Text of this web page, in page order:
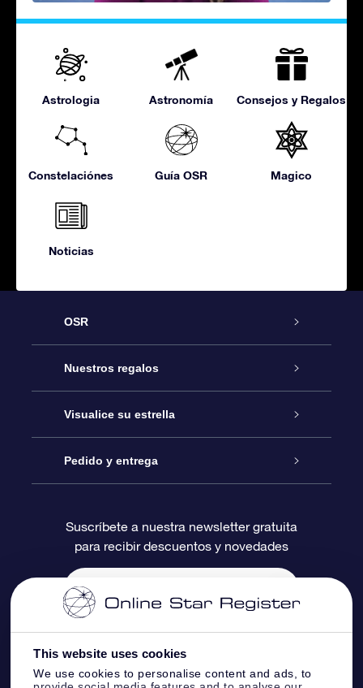
This website uses cookies
We use cookies to personalise content and ads, to
Astrologia Astronomía Consejos y Regalos
Constelaciónes Guía OSR Magico
Noticias
OSR
Atención
Contáctanos
Blog
Reseñas
Nuestros regalos
Regalo Estrella Online
Paquete de Regalo OSR
Tarjeta de Regalo OSR
Regalos empresariales
Visualice su estrella
Registro estelar
Página de Estrella Personalizada
Un Millón de Estrellas
Pedido y entrega
Información de Pago
Información de Envío
Suscríbete a nuestra newsletter gratuita
para recibir descuentos y novedades